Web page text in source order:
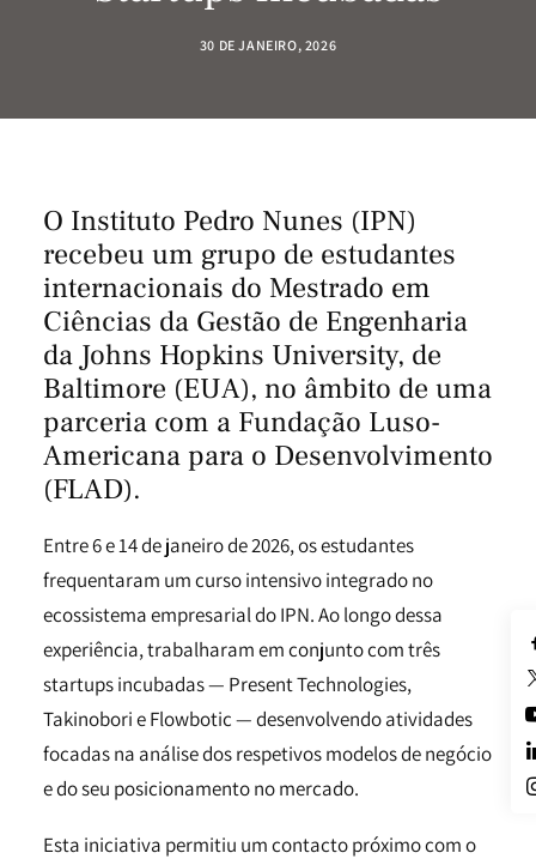
30 DE JANEIRO, 2026
O Instituto Pedro Nunes (IPN)
recebeu um grupo de estudantes
internacionais do Mestrado em
Ciências da Gestão de Engenharia
da Johns Hopkins University, de
Baltimore (EUA), no âmbito de uma
parceria com a Fundação Luso-
Americana para o Desenvolvimento
(FLAD).
Entre 6 e 14 de janeiro de 2026, os estudantes
frequentaram um curso intensivo integrado no
ecossistema empresarial do IPN. Ao longo dessa
experiência, trabalharam em conjunto com três
startups incubadas — Present Technologies,
Takinobori e Flowbotic — desenvolvendo atividades
focadas na análise dos respetivos modelos de negócio
e do seu posicionamento no mercado.
Esta iniciativa permitiu um contacto próximo com o